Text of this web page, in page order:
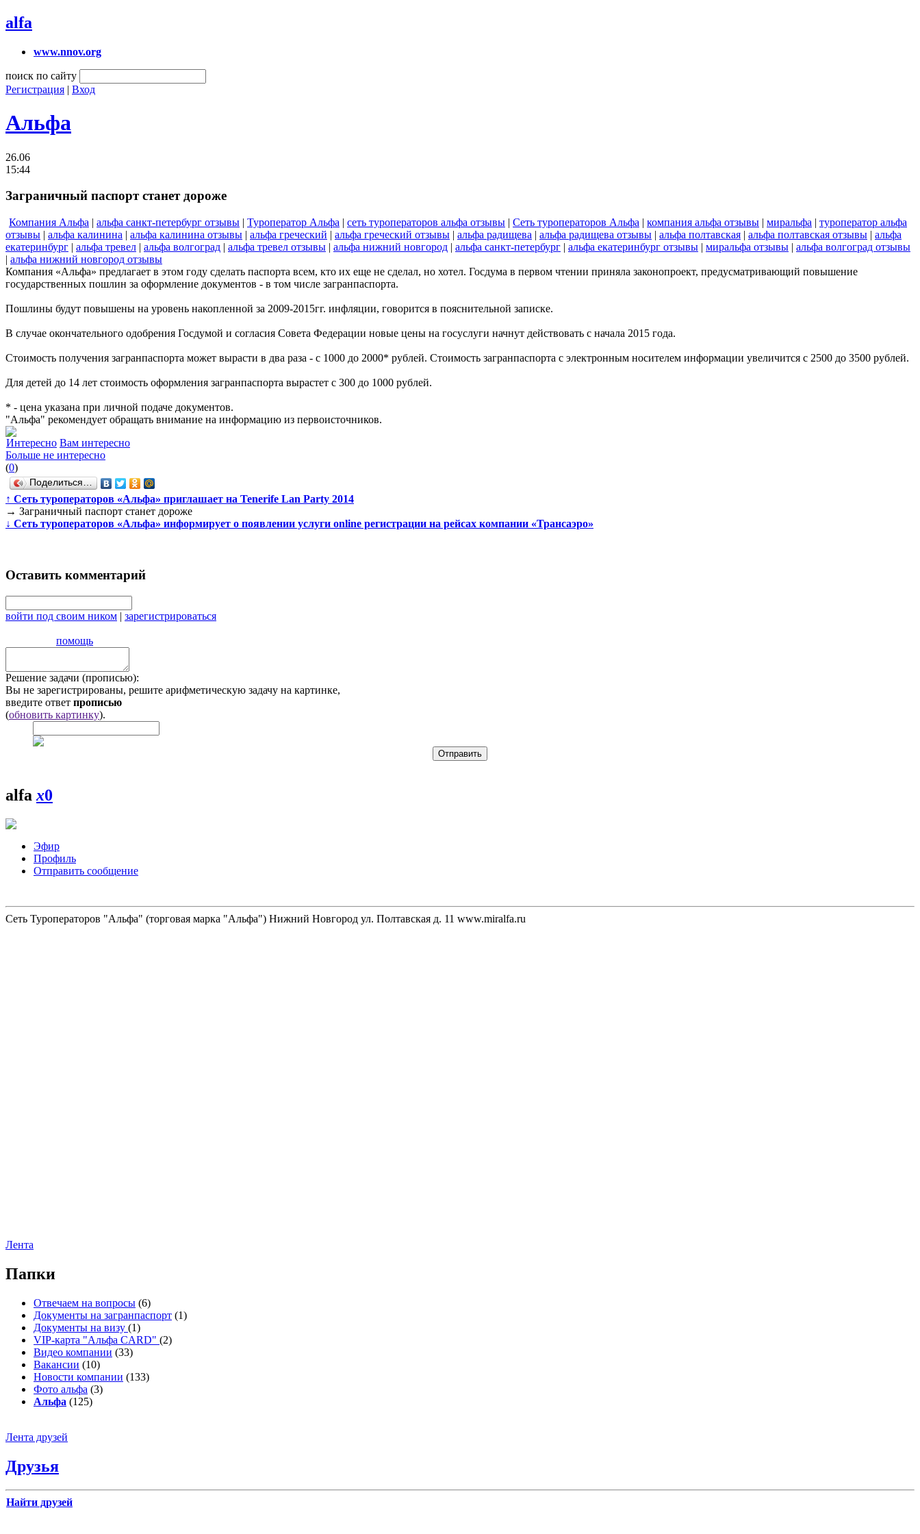
alfa
www.nnov.org
поиск по сайту
Регистрация | Вход
Альфа
26.06
15:44
Заграничный паспорт станет дороже
Компания Альфа | альфа санкт-петербург отзывы | Туроператор Альфа | сеть туроператоров альфа отзывы | Сеть туроператоров Альфа | компания альфа отзывы | миральфа | туроператор альфа
отзывы | альфа калинина | альфа калинина отзывы | альфа греческий | альфа греческий отзывы | альфа радищева | альфа радищева отзывы | альфа полтавская | альфа полтавская отзывы | альфа
екатеринбург | альфа тревел | альфа волгоград | альфа тревел отзывы | альфа нижний новгород | альфа санкт-петербург | альфа екатеринбург отзывы | миральфа отзывы | альфа волгоград отзывы
| альфа нижний новгород отзывы
Компания «Альфа» предлагает в этом году сделать паспорта всем, кто их еще не сделал, но хотел. Госдума в первом чтении приняла законопроект, предусматривающий повышение
государственных пошлин за оформление документов - в том числе загранпаспорта.
Пошлины будут повышены на уровень накопленной за 2009-2015гг. инфляции, говорится в пояснительной записке.
В случае окончательного одобрения Госдумой и согласия Совета Федерации новые цены на госуслуги начнут действовать с начала 2015 года.
Стоимость получения загранпаспорта может вырасти в два раза - с 1000 до 2000* рублей. Стоимость загранпаспорта с электронным носителем информации увеличится с 2500 до 3500 рублей.
Для детей до 14 лет стоимость оформления загранпаспорта вырастет с 300 до 1000 рублей.
* - цена указана при личной подаче документов.
"Альфа" рекомендует обращать внимание на информацию из первоисточников.
Интересно Вам интересно
Больше не интересно
(0)
Поделиться…
↑ Сеть туроператоров «Альфа» приглашает на Tenerife Lan Party 2014
→ Заграничный паспорт станет дороже
↓ Сеть туроператоров «Альфа» информирует о появлении услуги online регистрации на рейсах компании «Трансаэро»
Оставить комментарий
войти под своим ником | зарегистрироваться
помощь
Решение задачи (прописью):
Вы не зарегистрированы, решите арифметическую задачу на картинке,
введите ответ прописью
(обновить картинку).
alfax0
Эфир
Профиль
Отправить сообщение
Сеть Туроператоров "Альфа" (торговая марка "Альфа") Нижний Новгород ул. Полтавская д. 11 www.miralfa.ru
Лента
Папки
Отвечаем на вопросы (6)
Документы на загранпаспорт (1)
Документы на визу (1)
VIP-карта "Альфа CARD" (2)
Видео компании (33)
Вакансии (10)
Новости компании (133)
Фото альфа (3)
Альфа (125)
Лента друзей
Друзья
Найти друзей